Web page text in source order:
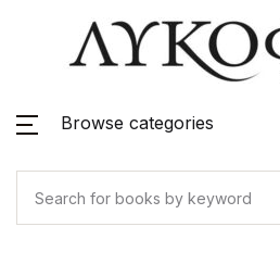
Browse categories